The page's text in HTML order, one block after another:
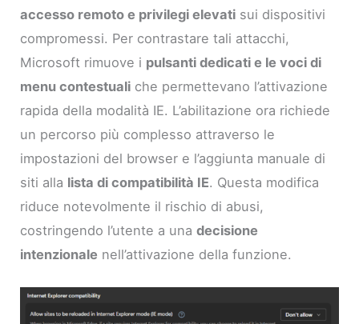
accesso remoto e privilegi elevati sui dispositivi
compromessi. Per contrastare tali attacchi,
Microsoft rimuove i pulsanti dedicati e le voci di
menu contestuali che permettevano l’attivazione
rapida della modalità IE. L’abilitazione ora richiede
un percorso più complesso attraverso le
impostazioni del browser e l’aggiunta manuale di
siti alla lista di compatibilità IE. Questa modifica
riduce notevolmente il rischio di abusi,
costringendo l’utente a unadecisione
intenzionale nell’attivazione della funzione.